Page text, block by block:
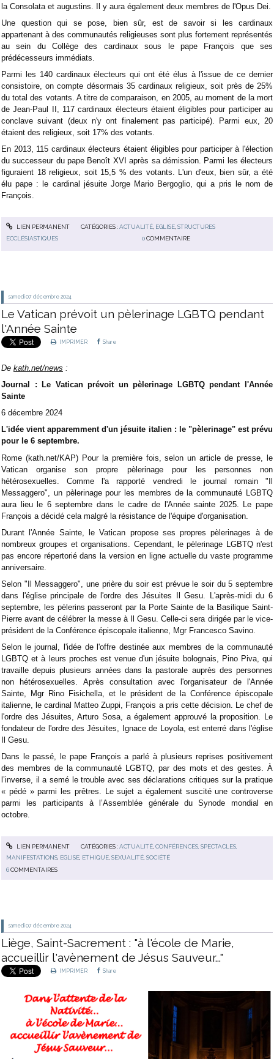
la Consolata et augustins. Il y aura également deux membres de l'Opus Dei.
Une question qui se pose, bien sûr, est de savoir si les cardinaux
appartenant à des communautés religieuses sont plus fortement représentés
au sein du Collège des cardinaux sous le pape François que ses
prédécesseurs immédiats.
Parmi les 140 cardinaux électeurs qui ont été élus à l'issue de ce dernier
consistoire, on compte désormais 35 cardinaux religieux, soit près de 25%
du total des votants. A titre de comparaison, en 2005, au moment de la mort
de Jean-Paul II, 117 cardinaux électeurs étaient éligibles pour participer au
conclave suivant (deux n'y ont finalement pas participé). Parmi eux, 20
étaient des religieux, soit 17% des votants.
En 2013, 115 cardinaux électeurs étaient éligibles pour participer à l'élection
du successeur du pape Benoît XVI après sa démission. Parmi les électeurs
figuraient 18 religieux, soit 15,5 % des votants. L'un d'eux, bien sûr, a été
élu pape : le cardinal jésuite Jorge Mario Bergoglio, qui a pris le nom de
François.
LIEN PERMANENT CATÉGORIES :ACTUALITÉ, EGLISE, STRUCTURES
ECCLÉSIASTIQUES
0 COMMENTAIRE
samedi 07 décembre 2024
Le Vatican prévoit un pèlerinage LGBTQ pendant
l'Année Sainte
IMPRIMER Share
De kath.net/news :
Journal : Le Vatican prévoit un pèlerinage LGBTQ pendant l'Année
Sainte
6 décembre 2024
L'idée vient apparemment d'un jésuite italien : le "pèlerinage" est prévu
pour le 6 septembre.
Rome (kath.net/KAP) Pour la première fois, selon un article de presse, le
Vatican organise son propre pèlerinage pour les personnes non
hétérosexuelles. Comme l'a rapporté vendredi le journal romain "Il
Messaggero", un pèlerinage pour les membres de la communauté LGBTQ
aura lieu le 6 septembre dans le cadre de l'Année sainte 2025. Le pape
François a décidé cela malgré la résistance de l'équipe d'organisation.
Durant l'Année Sainte, le Vatican propose ses propres pèlerinages à de
nombreux groupes et organisations. Cependant, le pèlerinage LGBTQ n'est
pas encore répertorié dans la version en ligne actuelle du vaste programme
anniversaire.
Selon "Il Messaggero", une prière du soir est prévue le soir du 5 septembre
dans l'église principale de l'ordre des Jésuites Il Gesu. L'après-midi du 6
septembre, les pèlerins passeront par la Porte Sainte de la Basilique Saint-
Pierre avant de célébrer la messe à Il Gesu. Celle-ci sera dirigée par le vice-
président de la Conférence épiscopale italienne, Mgr Francesco Savino.
Selon le journal, l'idée de l'offre destinée aux membres de la communauté
LGBTQ et à leurs proches est venue d'un jésuite bolognais, Pino Piva, qui
travaille depuis plusieurs années dans la pastorale auprès des personnes
non hétérosexuelles. Après consultation avec l'organisateur de l'Année
Sainte, Mgr Rino Fisichella, et le président de la Conférence épiscopale
italienne, le cardinal Matteo Zuppi, François a pris cette décision. Le chef de
l'ordre des Jésuites, Arturo Sosa, a également approuvé la proposition. Le
fondateur de l'ordre des Jésuites, Ignace de Loyola, est enterré dans l'église
Il Gesu.
Dans le passé, le pape François a parlé à plusieurs reprises positivement
des membres de la communauté LGBTQ, par des mots et des gestes. À
l’inverse, il a semé le trouble avec ses déclarations critiques sur la pratique
« pédé » parmi les prêtres. Le sujet a également suscité une controverse
parmi les participants à l’Assemblée générale du Synode mondial en
octobre.
LIEN PERMANENT CATÉGORIES :ACTUALITÉ, CONFÉRENCES, SPECTACLES,
MANIFESTATIONS EGLISE ETHIQUE ,SEXUALITÉ ,SOCIÉTÉ
6COMMENTAIRES
samedi 07 décembre 2024
Liège, Saint-Sacrement : "à l'école de Marie,
accueillir l'avènement de Jésus Sauveur..."
IMPRIMER Share